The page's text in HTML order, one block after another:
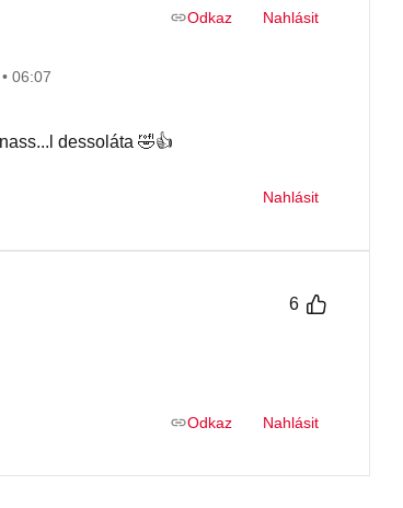
Odkaz Nahlásit
06:07
dessoláta 🤣👍
Nahlásit
6
Odkaz Nahlásit